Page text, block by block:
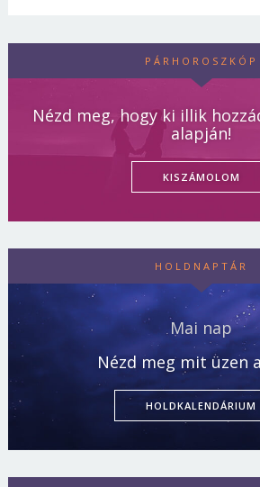
PÁRHOROSZKÓP
Nézd meg, hogy ki illik
alapján!
KISZÁMOLOM
HOLDNAPTÁR
Mai nap
Nézd meg mit üzen
HOLDKALENDÁRIUM